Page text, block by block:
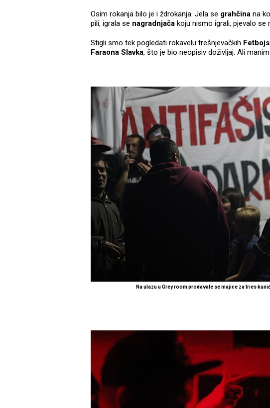
Osim rokanja bilo je i ždrokanja. Jela se grahčina na
pili, igrala se nagradnjača koju nismo igrali, pjevalo se
Stigli smo tek pogledati rokavelu trešnjevačkih
Faraona Slavka, što je bio neopisiv doživljaj. Ali
Na ulazu u Grey room prodavale se majice za tries